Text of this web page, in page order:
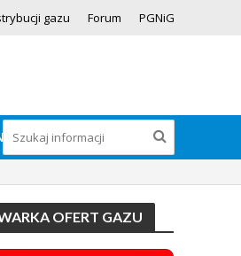
gazu Forum PGNiG
OFERT GAZU